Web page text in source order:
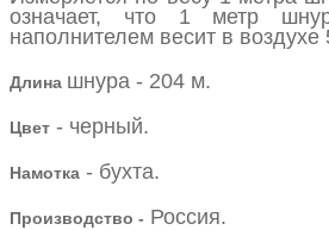
означает, что 1 метр
наполнителем весит в воздухе
Длина шнура - 204 м.
Цвет - черный.
Намотка - бухта.
Производство - Россия.